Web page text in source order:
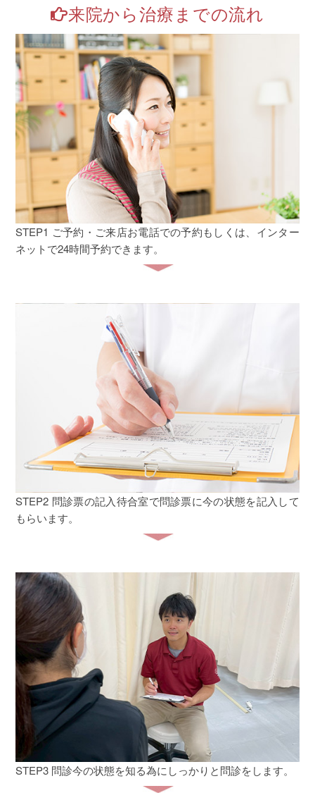
来院から治療までの流れ
STEP1 ご予約・ご来店お電話での予約もしくは、インター
ネットで24時間予約できます。
STEP2 問診票の記入待合室で問診票に今の状態を記入して
もらいます。
STEP3 問診今の状態を知る為にしっかりと問診をします。